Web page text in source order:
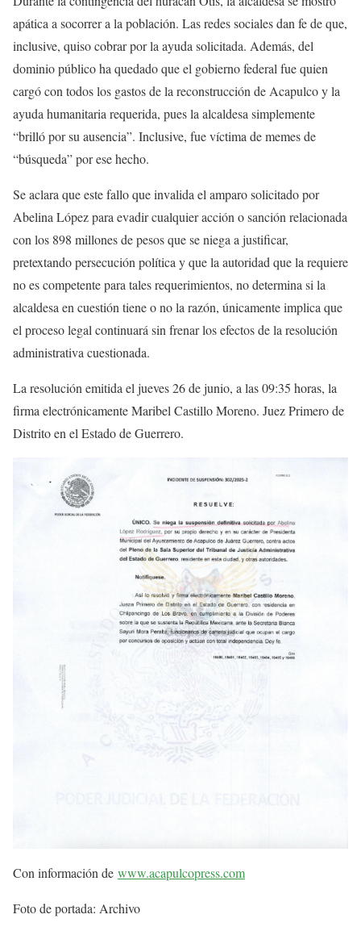
apática a socorrer a la población. Las redes sociales dan fe de que,
inclusive, quiso cobrar por la ayuda solicitada. Además, del
dominio público ha quedado que el gobierno federal fue quien
cargó con todos los gastos de la reconstrucción de Acapulco y la
ayuda humanitaria requerida, pues la alcaldesa simplemente
“brilló por su ausencia”. Inclusive, fue víctima de memes de
“búsqueda” por ese hecho.
Se aclara que este fallo que invalida el amparo solicitado por
Abelina López para evadir cualquier acción o sanción relacionada
con los 898 millones de pesos que se niega a justificar,
pretextando persecución política y que la autoridad que la requiere
no es competente para tales requerimientos, no determina si la
alcaldesa en cuestión tiene o no la razón, únicamente implica que
el proceso legal continuará sin frenar los efectos de la resolución
administrativa cuestionada.
La resolución emitida el jueves 26 de junio, a las 09:35 horas, la
firma electrónicamente Maribel Castillo Moreno. Juez Primero de
Distrito en el Estado de Guerrero.
Con información de www.acapulcopress.com
Foto de portada: Archivo